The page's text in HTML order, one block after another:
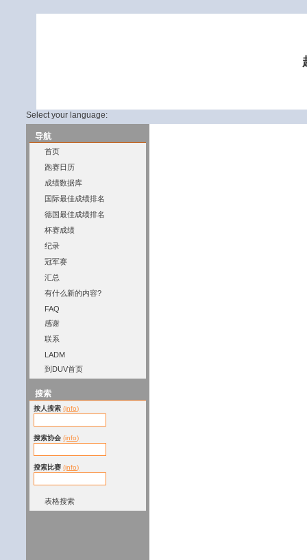
Select your language:
导航
首页
跑赛日历
成绩数据库
国际最佳成绩排名
德国最佳成绩排名
杯赛成绩
纪录
冠军赛
汇总
有什么新的内容?
FAQ
感谢
联系
LADM
到DUV首页
搜索
按人搜索 (info)
搜索协会 (info)
搜索比赛 (info)
表格搜索